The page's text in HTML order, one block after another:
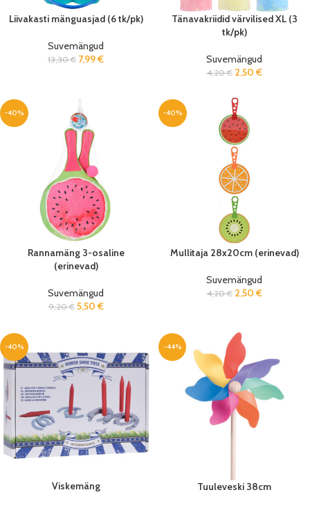
Liivakasti mänguasjad (6 tk/pk)
Suvemängud
13,30€ 7,99€
Tänavakriidid värvilised XL (3
tk/pk)
Suvemängud
4,20€ 2,50 €
-40%
Rannamäng 3-osaline
(erinevad)
Suvemängud
9,20€ 5,50 €
-40%
Mullitaja 28x20cm (erinevad)
Suvemängud
4,20€ 2,50 €
-40%
Viskemäng
-44%
Tuuleveski 38cm